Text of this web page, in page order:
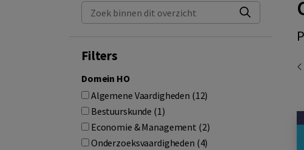
Zoek binnen dit overzicht
Filters
Domein HO
Algemene Vaardigheden (12)
Bestuurskunde (1)
Economie & Management (2)
Onderzoeksvaardigheden (4)